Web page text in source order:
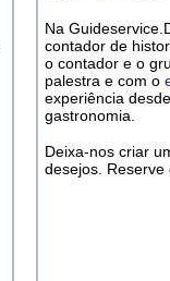
Na
contador de
o contador e o
palestra e com o
experiência
gastronomia.
Deixa-nos criar
desejos. Reserve